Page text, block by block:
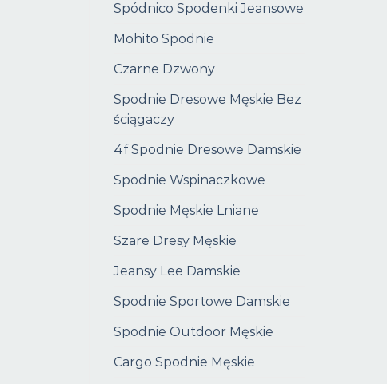
Spódnico Spodenki Jeansowe
Mohito Spodnie
Czarne Dzwony
Spodnie Dresowe Męskie Bez
ściągaczy
4f Spodnie Dresowe Damskie
Spodnie Wspinaczkowe
Spodnie Męskie Lniane
Szare Dresy Męskie
Jeansy Lee Damskie
Spodnie Sportowe Damskie
Spodnie Outdoor Męskie
Cargo Spodnie Męskie